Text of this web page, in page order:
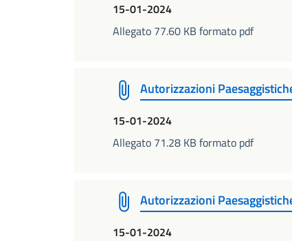
15-01-2024
Allegato 77.60 KB formato pdf
Autorizzazioni
15-01-2024
Allegato 71.28 KB formato pdf
Autorizzazioni
15-01-2024